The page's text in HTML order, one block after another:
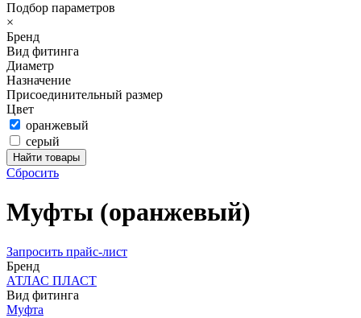
Муфты (оранжевый)
Запросить прайс-лист
Бренд
АТЛАС ПЛАСТ
Вид фитинга
Муфта
Подбор параметров
×
Бренд
Вид фитинга
Диаметр
Назначение
Присоединительный размер
Цвет
оранжевый
серый
Сбросить